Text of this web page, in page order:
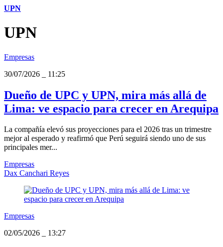
UPN
UPN
Empresas
30/07/2026
11:25
Dueño de UPC y UPN, mira más allá de
Lima: ve espacio para crecer en Arequipa
La compañía elevó sus proyecciones para el 2026 tras un trimestre
mejor al esperado y reafirmó que Perú seguirá siendo uno de sus
principales mer...
Empresas
Dax Canchari Reyes
Empresas
02/05/2026
13:27